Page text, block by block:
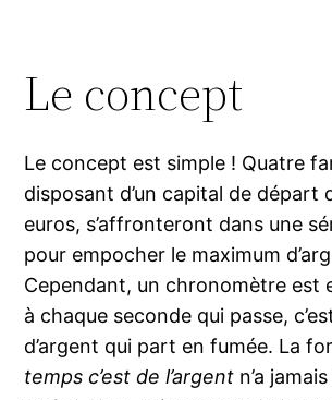
Le concept
Le concept est simple ! Quatre
disposant d’un capital de départ
euros, s’affronteront dans une
pour empocher le maximum
Cependant, un chronomètre est
à chaque seconde qui passe,
d’argent qui part en fumée. La
temps c’est de l’argent n’a